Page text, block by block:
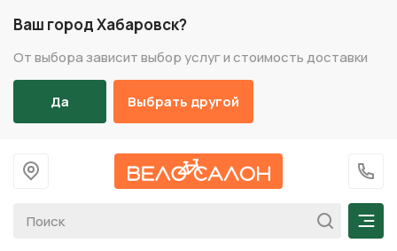
Ваш город Хабаровск?
От выбора зависит выбор услуг и стоимость доставки
Да Выбрать другой
На главную
+7